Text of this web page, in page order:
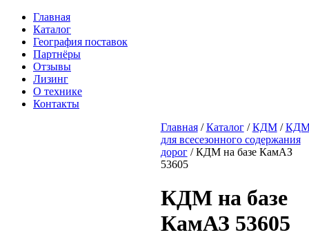
Главная
Каталог
География поставок
Партнёры
Отзывы
Лизинг
О технике
Контакты
Главная/Каталог/КДМ/
для всесезонного содержания
дорог/ КДМ на базе КамАЗ
53605
КДМ на базе
КамАЗ 53605